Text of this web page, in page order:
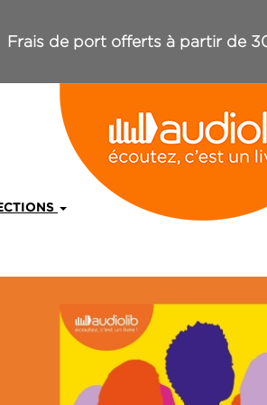
Frais de port offerts à partir de